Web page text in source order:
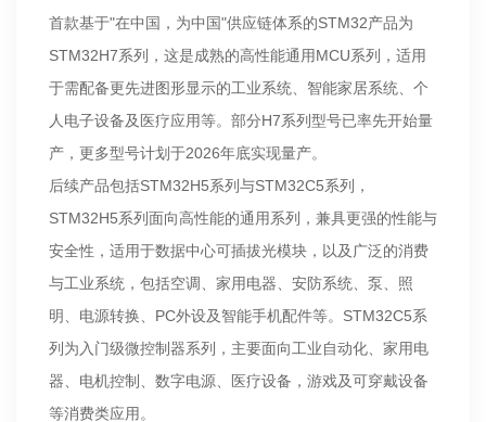
首款基于"在中国，为中国"供应链体系的STM32产品为
STM32H7系列，这是成熟的高性能通用MCU系列，适用
于需配备更先进图形显示的工业系统、智能家居系统、个
人电子设备及医疗应用等。部分H7系列型号已率先开始量
产，更多型号计划于2026年底实现量产。
后续产品包括STM32H5系列与STM32C5系列，
STM32H5系列面向高性能的通用系列，兼具更强的性能与
安全性，适用于数据中心可插拔光模块，以及广泛的消费
与工业系统，包括空调、家用电器、安防系统、泵、照
明、电源转换、PC外设及智能手机配件等。STM32C5系
列为入门级微控制器系列，主要面向工业自动化、家用电
器、电机控制、数字电源、医疗设备，游戏及可穿戴设备
等消费类应用。